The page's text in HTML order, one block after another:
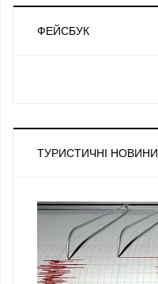
ФЕЙСБУК
ТУРИСТИЧНІ НОВИНИ